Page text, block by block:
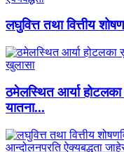
लघुवित्त तथा वित्तीय
ठमेलस्थित आर्या होटलका
यातना...